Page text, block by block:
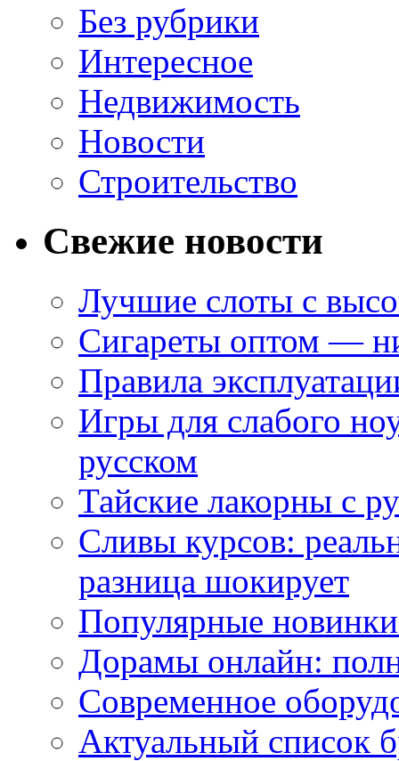
Без рубрики
Интересное
Недвижимость
Новости
Строительство
Свежие новости
Лучшие слоты с
Сигареты оптом —
Правила
Игры для слабого
русском
Тайские лакорны с
Сливы курсов:
разница шокирует
Популярные
Дорамы онлайн:
Современное
Актуальный список